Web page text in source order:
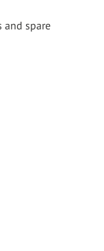
and spare